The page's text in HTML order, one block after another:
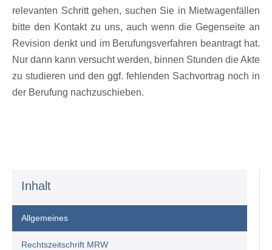
Inhalt
Allgemeines
Rechtszeitschrift MRW
relevanten Schritt gehen, suchen Sie in Mietwagenfällen
bitte den Kontakt zu uns, auch wenn die Gegenseite an
Revision denkt und im Berufungsverfahren beantragt hat.
Nur dann kann versucht werden, binnen Stunden die Akte
zu studieren und den ggf. fehlenden Sachvortrag noch in
der Berufung nachzuschieben.